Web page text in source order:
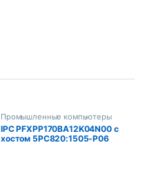
Промышленные компьютеры
IPC PFXPP170BA12K04N00 с
хостом 5PC820:1505-P06